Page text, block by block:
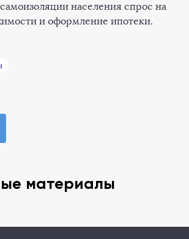
населения спрос на
и оформление ипотеки.
материалы